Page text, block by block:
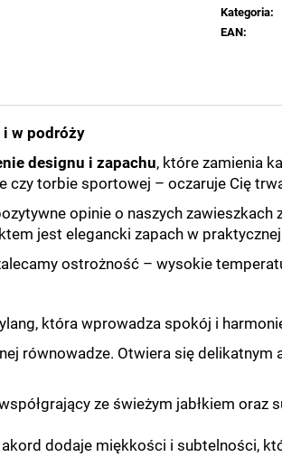
Kategoria:
EAN:
i w podróży
designu i zapachu, które zamienia
czy torbie sportowej – oczaruje Cię
opinie o naszych
jest elegancki zapach w
ostrożność – wysokie
która wprowadza spokój i
równowadze. Otwiera się
ze świeżym jabłkiem
dodaje miękkości i subtelności,